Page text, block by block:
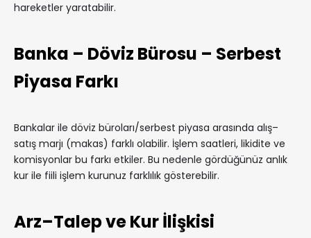
hareketler yaratabilir.
Banka – Döviz Bürosu – Serbest
Piyasa Farkı
Bankalar ile döviz büroları/serbest piyasa arasında alış–
satış marjı (makas) farklı olabilir. İşlem saatleri, likidite ve
komisyonlar bu farkı etkiler. Bu nedenle gördüğünüz anlık
kur ile fiili işlem kurunuz farklılık gösterebilir.
Arz–Talep ve Kur İlişkisi